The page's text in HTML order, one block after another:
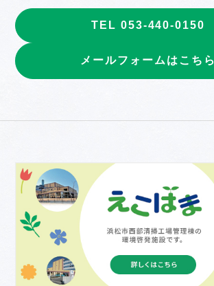
TEL 053-440-0150
メールフォームはこちら